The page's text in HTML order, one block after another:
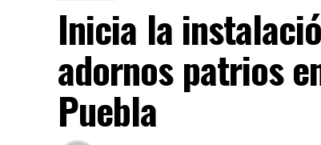
Inicia la
adornos patrios
Puebla